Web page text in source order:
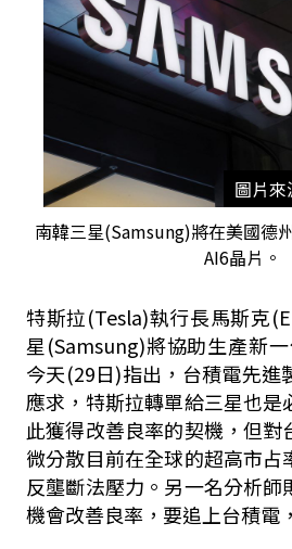
圖片
南韓三星(Samsung)將在美國德
AI6晶片。
特斯拉(Tesla)執行長馬斯克
星(Samsung)將協助生產新
今天(29日)指出，台積電先進
應求，特斯拉轉單給三星也是
此獲得改善良率的契機，但對
微分散目前在全球的超高市占
反壟斷法壓力。另一名分析師
機會改善良率，要追上台積電